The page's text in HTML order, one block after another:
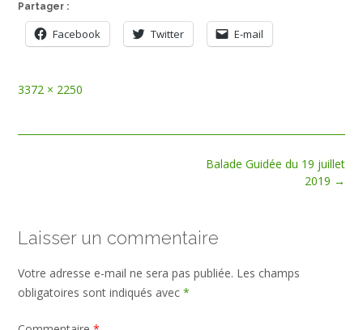
Partager :
Facebook Twitter E-mail
Full
3372 × 2250
Balade Guidée du 19 juillet
2019 →
Laisser un commentaire
Votre adresse e-mail ne sera pas publiée. Les champs
obligatoires sont indiqués avec *